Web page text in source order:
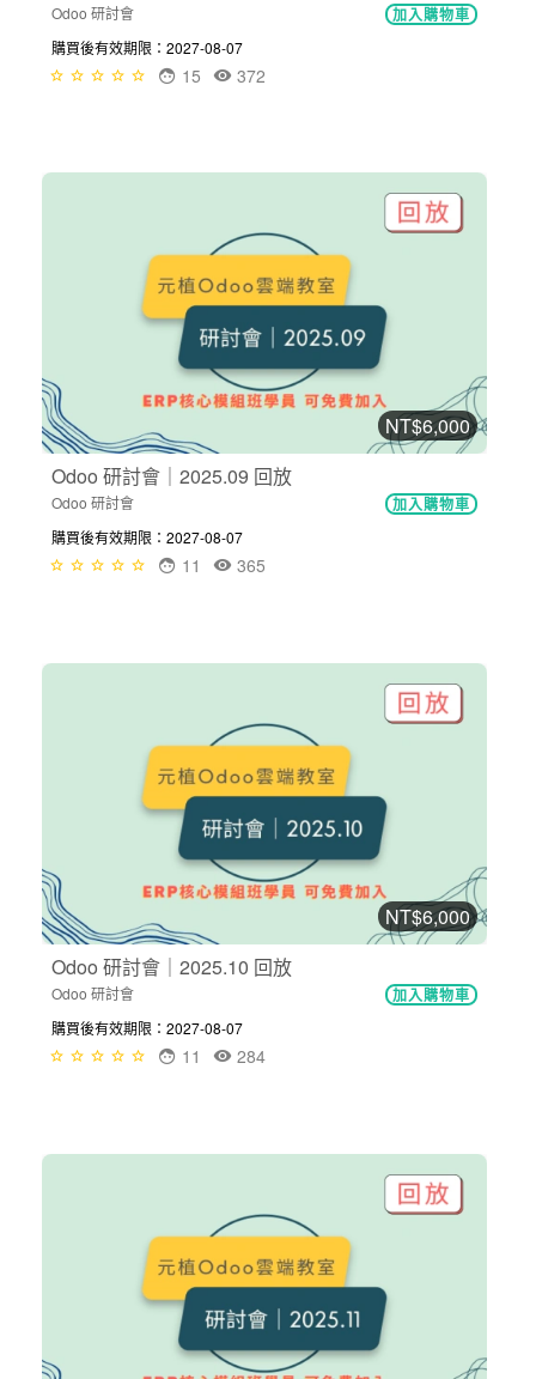
Odoo 研討會 加入購物車
購買後有效期限：2027-08-07
372
15
NT$6,000
Odoo 研討會｜2025.09 回放
Odoo 研討會 加入購物車
購買後有效期限：2027-08-07
365
11
NT$6,000
Odoo 研討會｜2025.10 回放
Odoo 研討會 加入購物車
購買後有效期限：2027-08-07
284
11